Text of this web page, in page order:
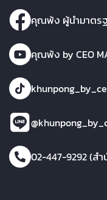
คุณพ้ง ผู้นำมาตร
คุณพ้ง by CEO
02-447-9292 (ส